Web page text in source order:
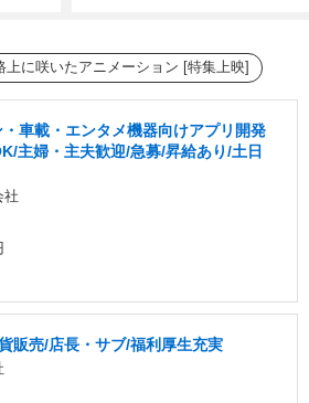
上に咲いたアニメーション [特集上映]
車載・エンタメ機器向けアプリ開発
主婦・主夫歓迎/急募/昇給あり/土日
社
販売/店長・サブ/福利厚生充実